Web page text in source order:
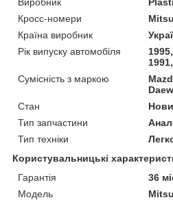
Кросс-номери
Країна виробник
Рік випуску автомобіля
Сумісність з маркою
Стан
Тип запчастини
Тип техніки
Користувальницькі
Гарантія
36
Мoдель